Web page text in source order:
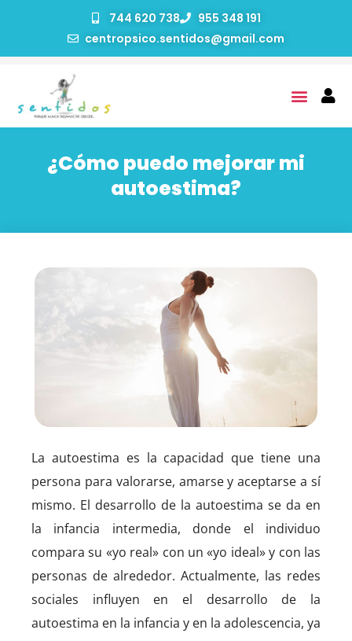
744 620 738
955 348 191
centropsico.sentidos@gmail.com
¿Cómo puedo mejorar mi
autoestima?
La autoestima es la capacidad que tiene una
persona para valorarse, amarse y aceptarse a sí
mismo. El desarrollo de la autoestima se da en
la infancia intermedia, donde el individuo
compara su «yo real» con un «yo ideal» y con las
personas de alrededor. Actualmente, las redes
sociales influyen en el desarrollo de la
autoestima en la infancia y en la adolescencia, ya